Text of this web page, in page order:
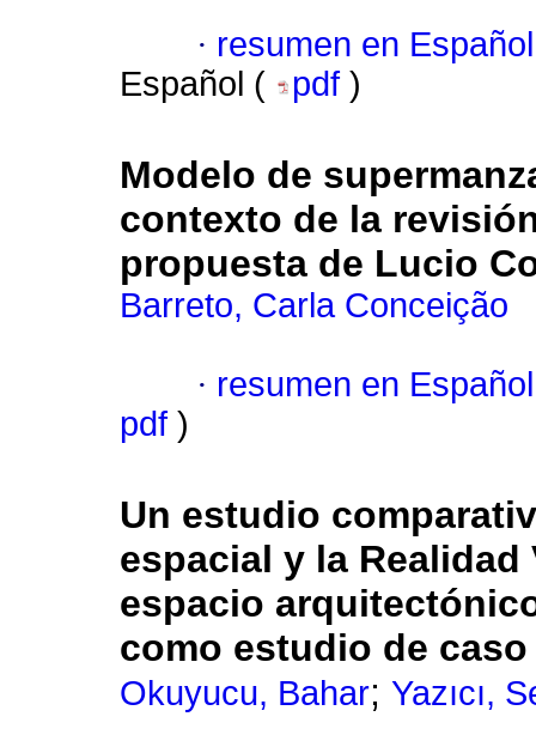
· resumen en Español
Español (
pdf )
Modelo de
contexto de la
propuesta de Lucio
Barreto, Carla Conceição
· resumen en Español
pdf )
Un estudio
espacial y la
espacio
como estudio de caso
Okuyucu, Bahar; Yazıcı,